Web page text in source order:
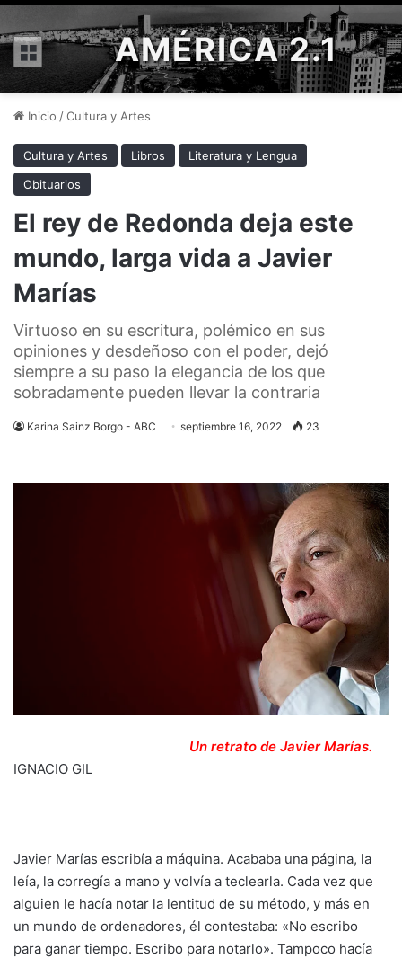
Menú AMÉRICA 2.1
Inicio /Cultura y Artes
Cultura y Artes Libros
Literatura y Lengua
Obituarios
El rey de Redonda deja este
mundo, larga vida a Javier
Marías
Virtuoso en su escritura, polémico en sus
opiniones y desdeñoso con el poder, dejó
siempre a su paso la elegancia de los que
sobradamente pueden llevar la contraria
Karina Sainz Borgo - ABC septiembre 16, 2022 23
Un retrato de Javier Marías.
IGNACIO GIL
Javier Marías escribía a máquina. Acababa una página, la
leía, la corregía a mano y volvía a teclearla. Cada vez que
alguien le hacía notar la lentitud de su método, y más en
un mundo de ordenadores, él contestaba: «No escribo
para ganar tiempo. Escribo para notarlo». Tampoco hacía